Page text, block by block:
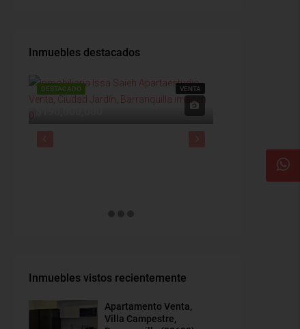
Inmuebles destacados
DESTACADO VENTA
Inmuebles vistos recientemente
Apartamento Venta,
Villa Campestre,